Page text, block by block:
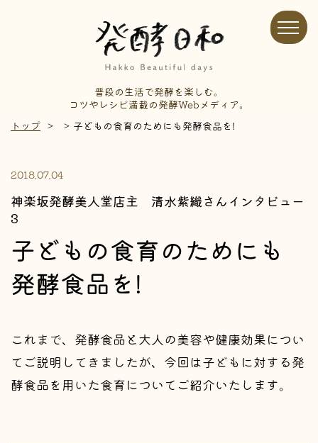
普段の生活で発酵を楽しむ。
コツやレシピ満載の発酵Webメディア。
トップ
子どもの食育のためにも発酵食品を!
2018.07.04
神楽坂発酵美人堂店主 清水紫織さんインタビュー
3
子どもの食育のためにも
発酵食品を!
これまで、発酵食品と大人の美容や健康効果につい
てご説明してきましたが、今回は子どもに対する発
酵食品を用いた食育についてご紹介いたします。